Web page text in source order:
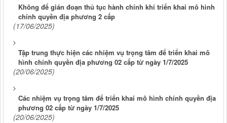
Không để gián đoạn thủ tục hành chính khi triển khai mô hình
chính quyền địa phương 2 cấp
(17/06/2025)
Tập trung thực hiện các nhiệm vụ trọng tâm để triển khai mô
hình chính quyền địa phương 02 cấp từ ngày 1/7/2025
(20/06/2025)
Các nhiệm vụ trọng tâm để triển khai mô hình chính quyền địa
phương 02 cấp từ ngày 1/7/2025
(20/06/2025)